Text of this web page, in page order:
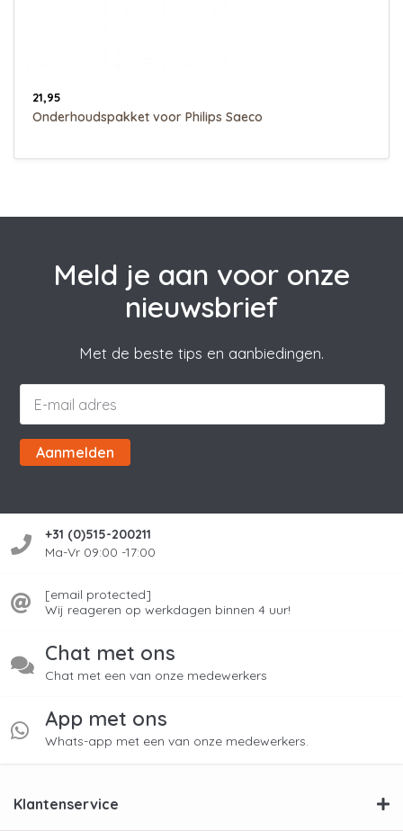
21,95
Onderhoudspakket voor Philips Saeco
Meld je aan voor onze
nieuwsbrief
Met de beste tips en aanbiedingen.
Aanmelden
+31 (0)515-200211
Ma-Vr 09:00 -17:00
[email protected]
Wij reageren op werkdagen binnen 4 uur!
Chat met ons
Chat met een van onze medewerkers
App met ons
Whats-app met een van onze medewerkers.
Klantenservice